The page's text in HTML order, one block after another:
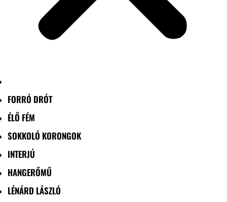
FORRÓ DRÓT
ÉLŐ FÉM
SOKKOLÓ KORONGOK
INTERJÚ
HANGERŐMŰ
LÉNÁRD LÁSZLÓ